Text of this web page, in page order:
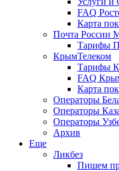
FAQ
Карта
Почта России
Тарифы
КрымТелеком
Тарифы
FAQ
Карта
Операторы
Операторы
Операторы
Архив
Еще
Ликбез
Пишем